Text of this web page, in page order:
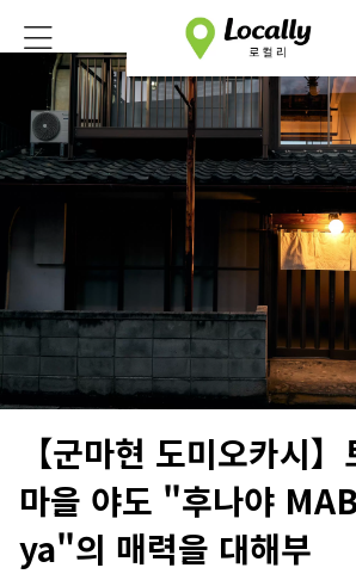
【군마현 도미오카시
마을 야도 "후나야
ya"의 매력을 대해부